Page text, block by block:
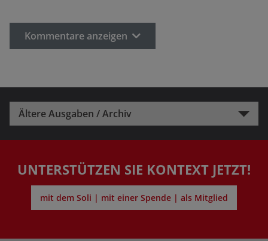
Kommentare anzeigen
Ältere Ausgaben / Archiv
UNTERSTÜTZEN SIE KONTEXT JETZT!
mit dem Soli | mit einer Spende | als Mitglied